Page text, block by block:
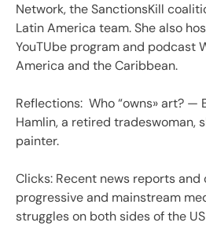
Network, the SanctionsKill
Latin America team. She also
YouTUbe program and podcast
America and the Caribbean.
Reflections: Who “owns» art? —
Hamlin, a retired tradeswoman,
painter.
Clicks: Recent news reports
progressive and mainstream
struggles on both sides of the